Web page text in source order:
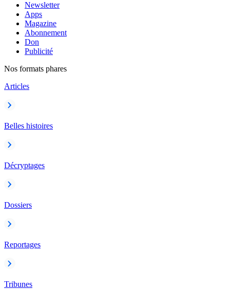
Newsletter
Apps
Magazine
Abonnement
Don
Publicité
Nos formats phares
Articles
Belles histoires
Décryptages
Dossiers
Reportages
Tribunes